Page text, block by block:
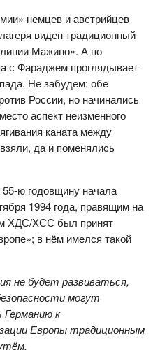
немцев и австрийцев
виден традиционный
Мажино». А по
с Фараджем проглядывает
Не забудем: обе
России, но начинались
аспект неизменного
каната между
да и поменялись
55-ю годовщину начала
1994 года, правящим на
ХДС/ХСС был принят
в нём имелся такой
не будет развиваться,
могут
к
Европы традиционным